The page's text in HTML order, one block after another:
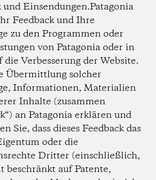
und Einsendungen.Patagonia
Feedback und Ihre
zu den Programmen oder
von Patagonia oder in
die Verbesserung der Website.
Übermittlung solcher
Informationen, Materialien
Inhalte (zusammen
an Patagonia erklären und
Sie, dass dieses Feedback das
oder die
Dritter (einschließlich,
beschränkt auf Patente,